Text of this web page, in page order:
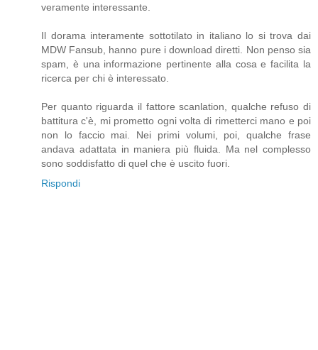
veramente interessante.
Il dorama interamente sottotilato in italiano lo si trova dai
MDW Fansub, hanno pure i download diretti. Non penso sia
spam, è una informazione pertinente alla cosa e facilita la
ricerca per chi è interessato.
Per quanto riguarda il fattore scanlation, qualche refuso di
battitura c'è, mi prometto ogni volta di rimetterci mano e poi
non lo faccio mai. Nei primi volumi, poi, qualche frase
andava adattata in maniera più fluida. Ma nel complesso
sono soddisfatto di quel che è uscito fuori.
Rispondi